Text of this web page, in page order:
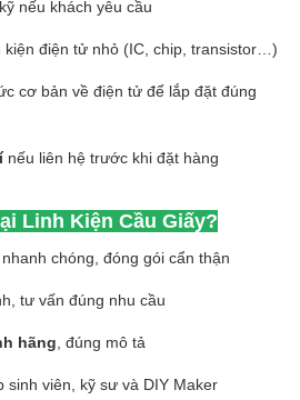
kỹ nếu khách yêu cầu
kiện điện tử nhỏ (IC, chip, transistor…)
cơ bản về điện tử để lắp đặt đúng
nếu liên hệ trước khi đặt hàng
Linh Kiện Cầu Giấy?
chóng, đóng gói cẩn thận
tư vấn đúng nhu cầu
hãng , đúng mô tả
sinh viên, kỹ sư và DIY Maker